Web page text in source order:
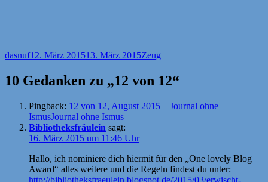
Autor
dasnufVeröffentlicht
12. März 201513. März 2015Kategorien
Zeug
10 Gedanken zu „12 von 12“
Pingback: 12 von 12, August 2015 – Journal ohne
IsmusJournal ohne Ismus
Bibliotheksfräulein sagt:
16. März 2015 um 11:46 Uhr
Hallo, ich nominiere dich hiermit für den „One lovely Blog
Award“ alles weitere und die Regeln findest du unter:
http://bibliotheksfraeulein.blogspot.de/2015/03/erwischt-